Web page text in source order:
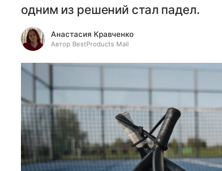
одним из решений стал падел.
Анастасия Кравченко
Автор BestProducts Mail